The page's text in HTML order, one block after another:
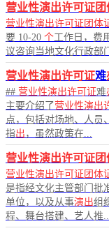
营业性演出许可证团
营业性演出许可证团体
要 10-20 个工作日，费
议咨询当地文化行政部
营业性演出许可证难
## 营业性演出许可证难
主要介绍了营业性演出
点，包括对场地、人员
指出 ，虽然政策在...
营业性演出许可证
营业性演出许可证团体
是指经文化主管部门批
单位，以及从事演出组
程、舞台搭建、艺人推...